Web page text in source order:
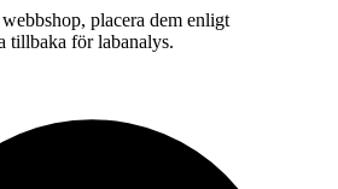
placera dem enligt
tillbaka för labanalys.